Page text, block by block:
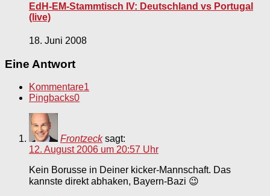
EdH-EM-Stammtisch IV: Deutschland vs Portugal
(live)
18. Juni 2008
Eine Antwort
Kommentare1
Pingbacks0
Frontzeck sagt:
12. August 2006 um 20:57 Uhr
Kein Borusse in Deiner kicker-Mannschaft. Das
kannste direkt abhaken, Bayern-Bazi 😉